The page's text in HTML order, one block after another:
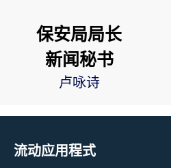
保安局局长
新闻秘书
卢咏诗
流动应用程式